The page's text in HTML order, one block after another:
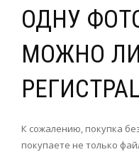
ОДНУ
МОЖНО
К сожалению, покупка
покупаете не только